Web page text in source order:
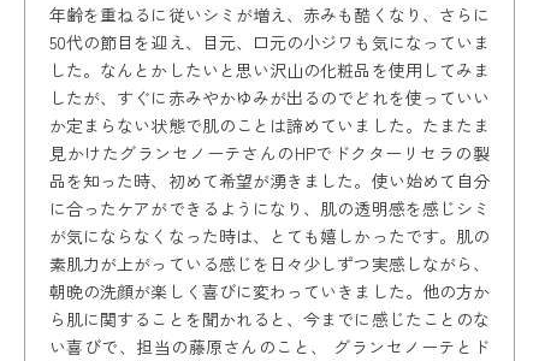
年齢を重ねるに従いシミが増え、赤みも酷くなり、さらに
50代の節目を迎え、目元、口元の小ジワも気になっていま
した。なんとかしたいと思い沢山の化粧品を使用してみま
したが、すぐに赤みやかゆみが出るのでどれを使っていい
か定まらない状態で肌のことは諦めていました。たまたま
見かけたグランセノーテさんのHPでドクターリセラの製
品を知った時、初めて希望が湧きました。使い始めて自分
に合ったケアができるようになり、肌の透明感を感じシミ
が気にならなくなった時は、とても嬉しかったです。肌の
素肌力が上がっている感じを日々少しずつ実感しながら、
朝晩の洗顔が楽しく喜びに変わっていきました。他の方か
ら肌に関することを聞かれると、今までに感じたことのな
い喜びで、担当の藤原さんのこと、 グランセノーテとド